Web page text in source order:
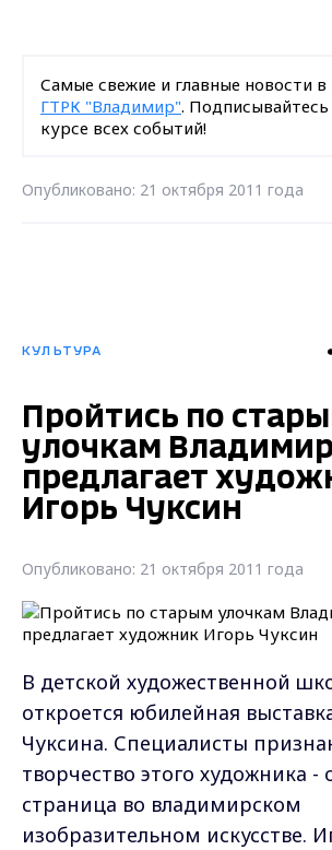
Самые свежие и главные новости в
ГТРК "Владимир". Подписывайтесь
курсе всех событий!
Опубликовано: 21 октября 2011 года
КУЛЬТУРА
Пройтись по
улочкам
предлагает
Игорь Чуксин
Опубликовано: 21 октября 2011 года
В детской художественной
откроется юбилейная
Чуксина. Специалисты
творчество этого художника -
страница во владимирском
изобразительном искусстве.